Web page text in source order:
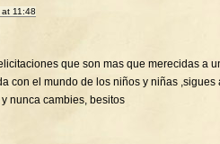
11:48
que son mas que merecidas a
con el mundo de los niños y niñas ,sigues
nunca cambies, besitos